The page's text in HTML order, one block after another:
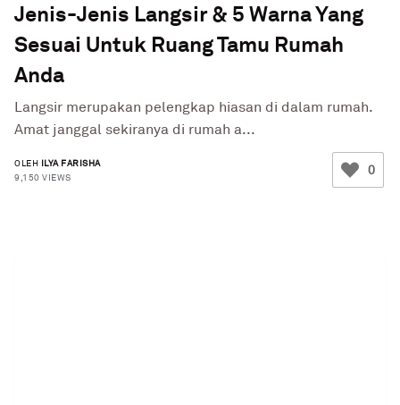
Jenis-Jenis Langsir & 5 Warna Yang
Sesuai Untuk Ruang Tamu Rumah
Anda
Langsir merupakan pelengkap hiasan di dalam rumah.
Amat janggal sekiranya di rumah a...
OLEH ILYA FARISHA
9,150 VIEWS
0